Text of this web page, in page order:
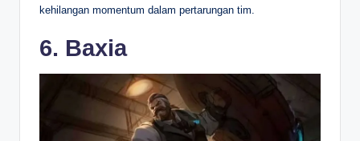
kehilangan momentum dalam pertarungan tim.
6. Baxia